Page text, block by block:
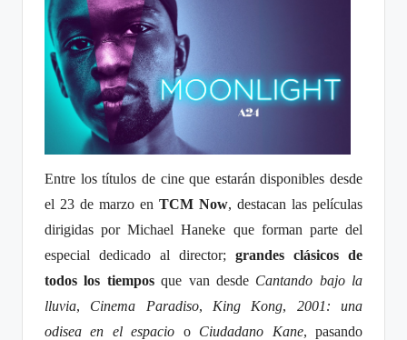
Entre los títulos de cine que estarán disponibles desde
el 23 de marzo en TCM Now, destacan las películas
dirigidas por Michael Haneke que forman parte del
especial dedicado al director; grandes clásicos de
todos los tiemposque van desde Cantando bajo la
lluvia, Cinema Paradiso, King Kong, 2001: una
odisea en el espacio o Ciudadano Kane, pasando